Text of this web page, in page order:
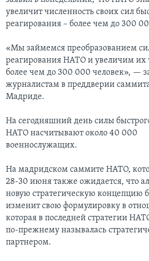
увеличит численность своих сил
реагирования – более чем до 300
«Мы займемся преобразованием
реагирования НАТО и увеличим их
более чем до 300 000 человек», —
журналистам в преддверии
Мадриде.
На сегодняшний день силы
НАТО насчитывают около 40 000
военнослужащих.
На мадридском саммите НАТО,
28-30 июня также ожидается, что
новую стратегическую концепцию
изменит свою формулировку в
которая в последней стратегии
по-прежнему называлась
партнером.